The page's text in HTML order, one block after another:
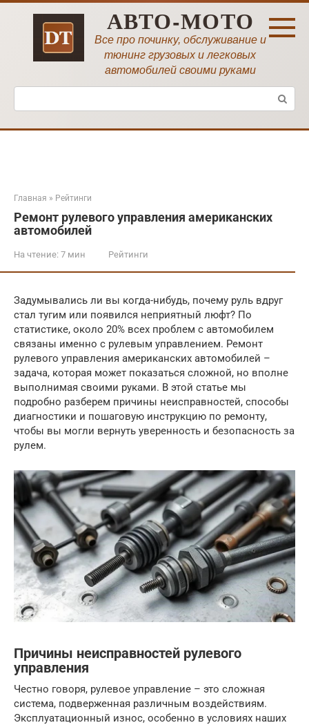
Перейти
АВТО-МОТО
Все про починку, обслуживание и
тюнинг грузовых и легковых
автомобилей своими руками
Поиск:
Главная » Рейтинги
Ремонт рулевого управления американских
автомобилей
На чтение: 7 мин Рейтинги
Задумывались ли вы когда-нибудь, почему руль вдруг
стал тугим или появился неприятный люфт? По
статистике, около 20% всех проблем с автомобилем
связаны именно с рулевым управлением. Ремонт
рулевого управления американских автомобилей –
задача, которая может показаться сложной, но вполне
выполнимая своими руками. В этой статье мы
подробно разберем причины неисправностей, способы
диагностики и пошаговую инструкцию по ремонту,
чтобы вы могли вернуть уверенность и безопасность за
рулем.
Причины неисправностей рулевого
управления
Честно говоря, рулевое управление – это сложная
система, подверженная различным воздействиям.
Эксплуатационный износ, особенно в условиях наших